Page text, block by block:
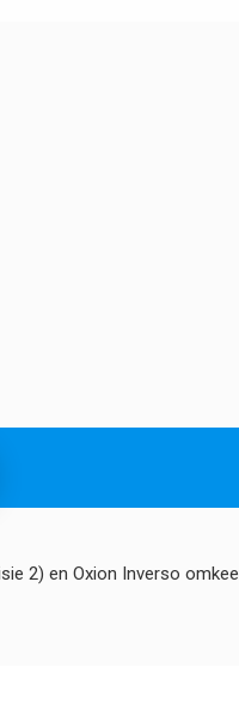
2) en Oxion Inverso